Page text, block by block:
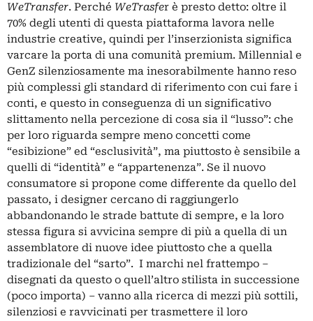
WeTransfer. Perché WeTrasfer è presto detto: oltre il
70% degli utenti di questa piattaforma lavora nelle
industrie creative, quindi per l’inserzionista significa
varcare la porta di una comunità premium. Millennial e
GenZ silenziosamente ma inesorabilmente hanno reso
più complessi gli standard di riferimento con cui fare i
conti, e questo in conseguenza di un significativo
slittamento nella percezione di cosa sia il “lusso”: che
per loro riguarda sempre meno concetti come
“esibizione” ed “esclusività”, ma piuttosto è sensibile a
quelli di “identità” e “appartenenza”. Se il nuovo
consumatore si propone come differente da quello del
passato, i designer cercano di raggiungerlo
abbandonando le strade battute di sempre, e la loro
stessa figura si avvicina sempre di più a quella di un
assemblatore di nuove idee piuttosto che a quella
tradizionale del “sarto”. I marchi nel frattempo –
disegnati da questo o quell’altro stilista in successione
(poco importa) – vanno alla ricerca di mezzi più sottili,
silenziosi e ravvicinati per trasmettere il loro